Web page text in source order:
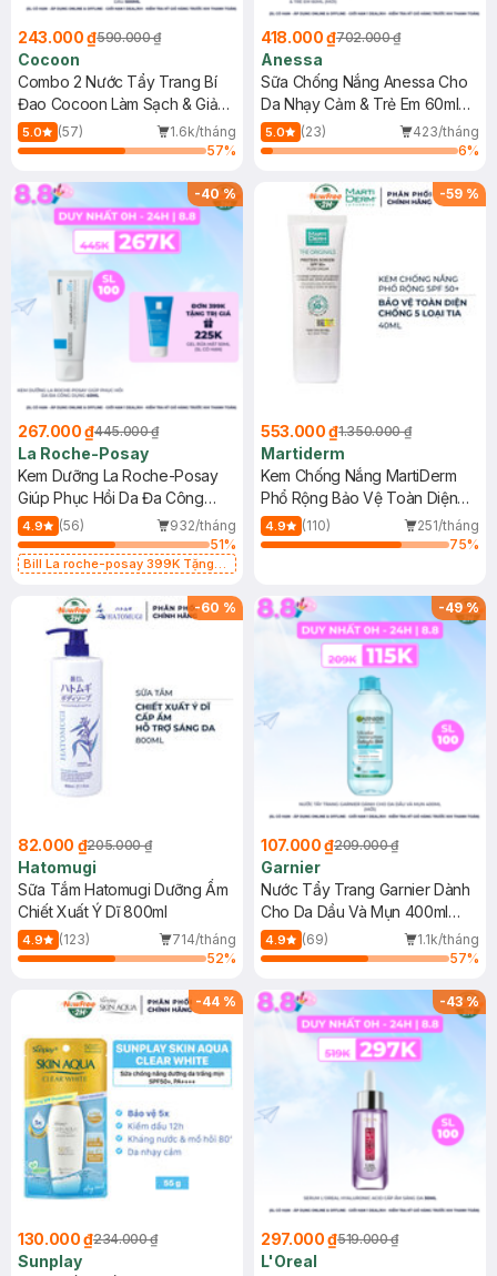
243.000 ₫590.000 ₫
Cocoon
Combo 2 Nước Tẩy Trang Bí
Đao Cocoon Làm Sạch & Giảm
Dầu 500ml
5.0 (57)
1.6k/tháng
57%
418.000 ₫702.000 ₫
Anessa
Sữa Chống Nắng Anessa Cho
Da Nhạy Cảm & Trẻ Em 60ml
(Mới)
5.0 (23)
423/tháng
6%
-40%
267.000 ₫445.000 ₫
La Roche-Posay
Kem Dưỡng La Roche-Posay
Giúp Phục Hồi Da Đa Công
Dụng 40ml
4.9 (56)
932/tháng
51%
Bill La roche-posay 399K Tặng
(SL có hạn)
-59 %
553.000 ₫1.350.000 ₫
Martiderm
Kem Chống Nắng MartiDerm
Phổ Rộng Bảo Vệ Toàn Diện
40ml
4.9 (110)
251/tháng
75%
-60 %
82.000 ₫205.000 ₫
Hatomugi
Sữa Tắm Hatomugi Dưỡng Ẩm
Chiết Xuất Ý Dĩ 800ml
4.9 (123)
714/tháng
52%
-49%
107.000 ₫209.000 ₫
Garnier
Nước Tẩy Trang Garnier Dành
Cho Da Dầu Và Mụn 400ml
(Mới)
4.9 (69)
1.1k/tháng
57%
-44 %
130.000 ₫234.000 ₫
Sunplay
-43%
297.000 ₫519.000 ₫
L'Oreal